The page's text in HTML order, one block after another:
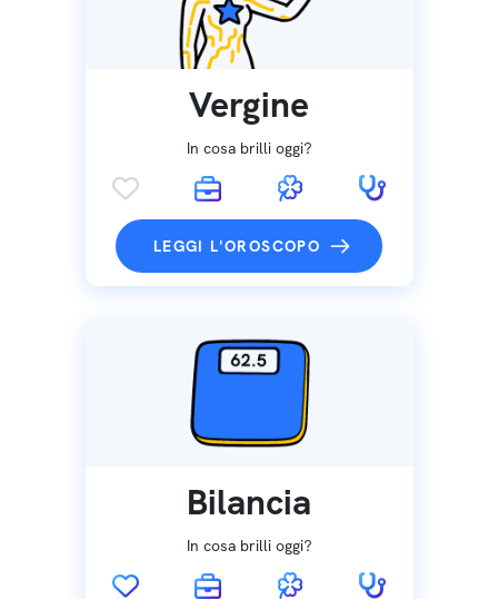
Vergine
In cosa brilli oggi?
LEGGI L'OROSCOPO
Bilancia
In cosa brilli oggi?